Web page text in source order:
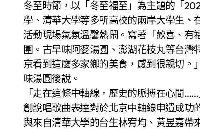
冬至時節，以「冬至福至」為主題的「2024年喜福匯——兩岸青年歌會」在京舉行。來自北京大
學、清華大學等多所高校的兩岸大學生、
活動現場氣氛溫馨熱鬧。寫著「歡喜、
圍。古早味阿婆湯圓、澎湖花枝丸等台
京看到這麼多家鄉的美食，感到很親切
味湯圓後說。
「走在這條中軸線，歷史的脈搏在心間
創說唱歌曲表達對於北京中軸線申遺成功
與來自清華大學的台生林宥均、黃昱嘉